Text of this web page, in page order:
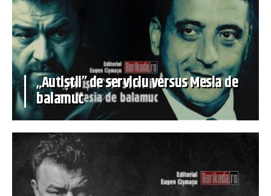
„Autiștii” de serviciu versus Mesia de
balamuc